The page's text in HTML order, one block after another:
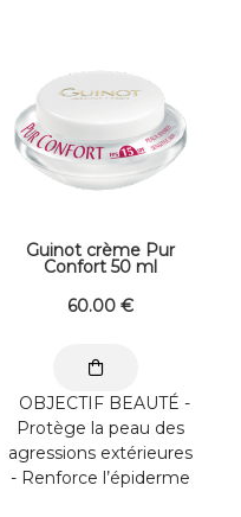
Guinot crème Pur
Confort 50 ml
60.00 €
OBJECTIF BEAUTÉ -
Protège la peau des
agressions extérieures
- Renforce l’épiderme